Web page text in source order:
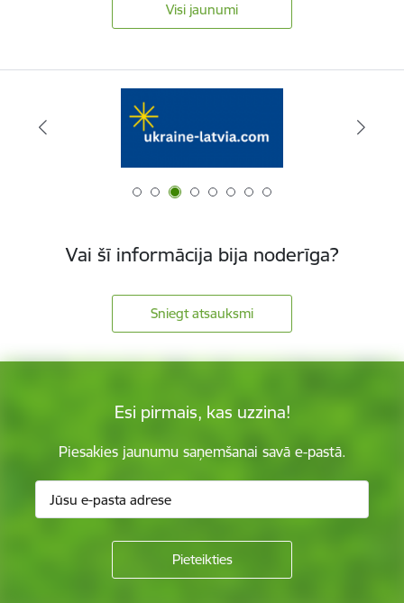
Visi jaunumi
Vai šī informācija bija noderīga?
Sniegt atsauksmi
Esi pirmais, kas uzzina!
Piesakies jaunumu saņemšanai savā e-pastā.